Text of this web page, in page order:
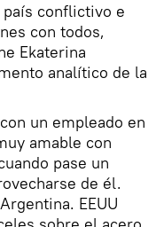
conflictivo e
con todos,
Ekaterina
analítico de la
un empleado en
amable con
pase un
de él.
EEUU